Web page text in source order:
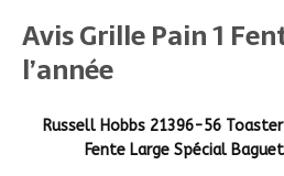
Avis Grille Pain 1
l’année
Russell Hobbs 21396-56
Fente Large Spécial